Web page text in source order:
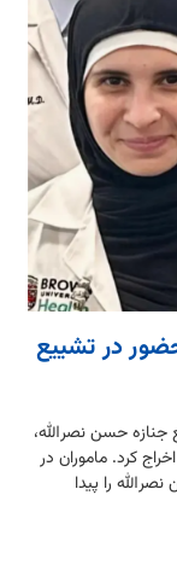
در تشییع
جنازه حسن نصرالله،
کرد. ماموران در
را پیدا